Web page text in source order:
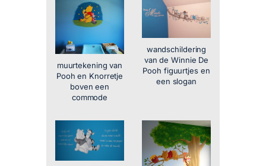
muurtekening van
Pooh en Knorretje
boven een
commode
wandschildering
van de Winnie De
Pooh figuurtjes en
een slogan